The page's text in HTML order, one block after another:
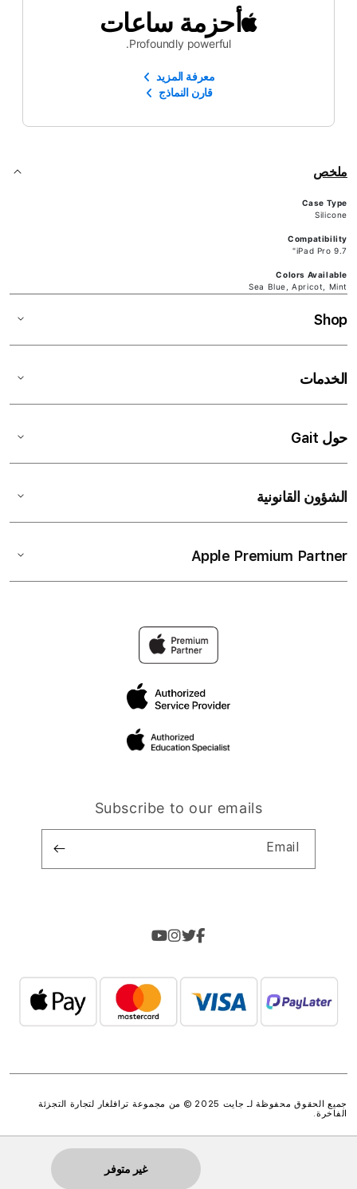
غير متوفر
أحزمة ساعات
Profoundly powerful.
معرفة المزيد
قارن النماذج
ملخص
Case Type
Silicone
Compatibility
iPad Pro 9.7"
Colors Available
Sea Blue, Apricot, Mint
Shop
الخدمات
حول Gait
الشؤون القانونية
Apple Premium Partner
Subscribe to our emails
Email
جميع الحقوق محفوظة لـ جايت 2025 © من مجموعة
ترافلغار لتجارة التجزئة
الفاخرة.